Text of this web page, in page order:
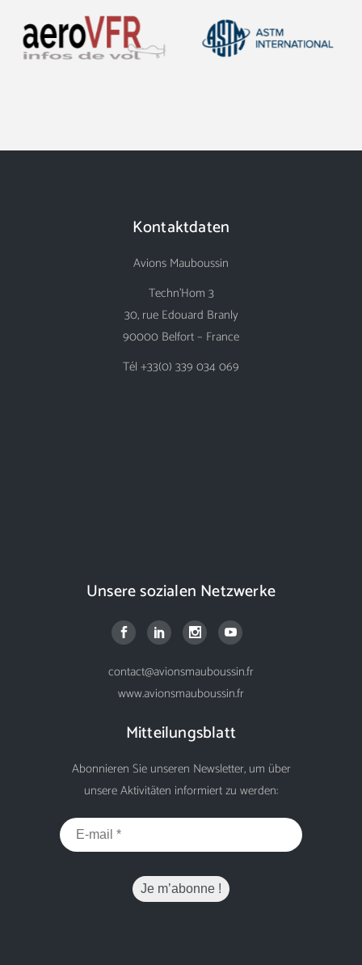
Kontaktdaten
Avions Mauboussin
Techn’Hom 3
30, rue Edouard Branly
90000 Belfort – France
Tél +33(0) 339 034 069
Unsere sozialen Netzwerke
contact@avionsmauboussin.fr
www.avionsmauboussin.fr
Mitteilungsblatt
Abonnieren Sie unseren Newsletter, um über
unsere Aktivitäten informiert zu werden: